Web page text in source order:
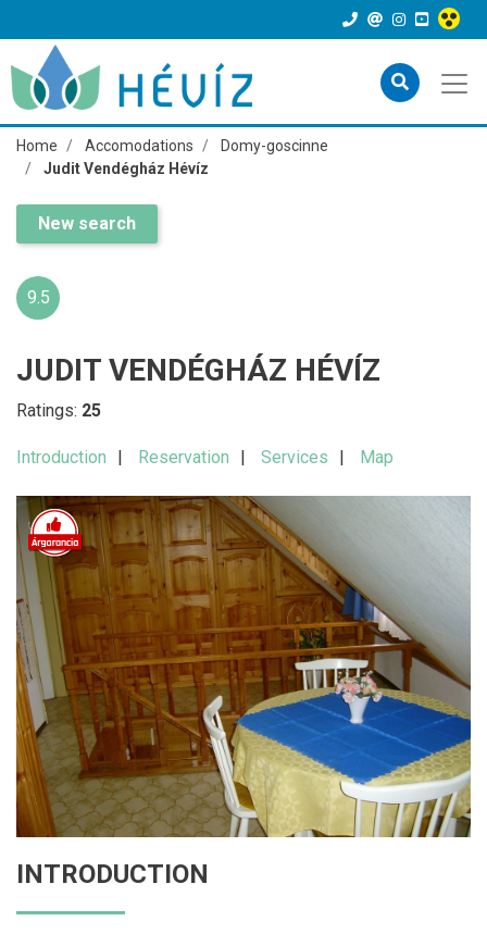
Home Accomodations
Domy-goscinne
Judit Vendégház Hévíz
New search
9.5
JUDIT VENDÉGHÁZ HÉVÍZ
Ratings: 25
Introduction Reservation Services Map
INTRODUCTION